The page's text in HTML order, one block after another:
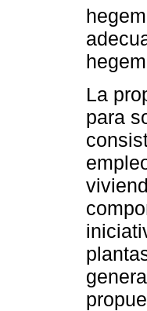
La
para